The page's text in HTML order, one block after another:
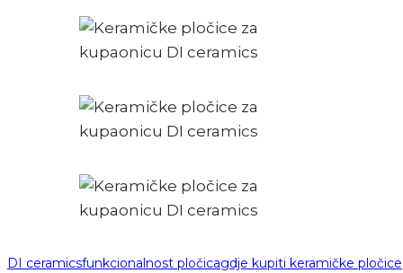
DI ceramicsfunkcionalnost pločicagdje kupiti keramičke pločice